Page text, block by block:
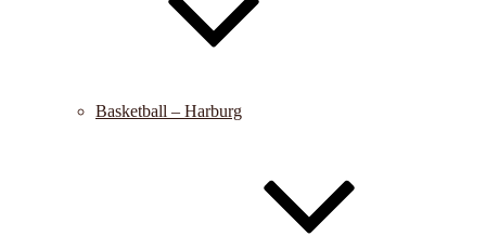
Basketball – Harburg